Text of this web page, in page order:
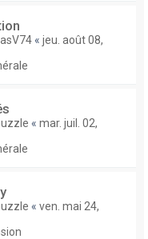
« jeu. août 08,
« mar. juil. 02,
« ven. mai 24,